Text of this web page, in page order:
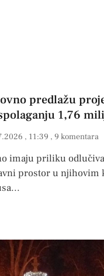
predlažu
1,76
11:39 9 komentara
imaju priliku
prostor u njihovim